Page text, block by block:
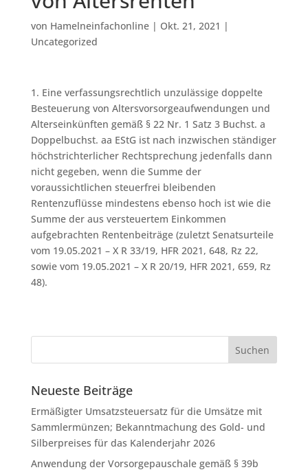
von Hamelneinfachonline| Okt. 21, 2021 |
Uncategorized
1. Eine verfassungsrechtlich unzulässige doppelte
Besteuerung von Altersvorsorgeaufwendungen und
Alterseinkünften gemäß § 22 Nr. 1 Satz 3 Buchst. a
Doppelbuchst. aa EStG ist nach inzwischen ständiger
höchstrichterlicher Rechtsprechung jedenfalls dann
nicht gegeben, wenn die Summe der
voraussichtlichen steuerfrei bleibenden
Rentenzuflüsse mindestens ebenso hoch ist wie die
Summe der aus versteuertem Einkommen
aufgebrachten Rentenbeiträge (zuletzt Senatsurteile
vom 19.05.2021 – X R 33/19, HFR 2021, 648, Rz 22,
sowie vom 19.05.2021 – X R 20/19, HFR 2021, 659, Rz
48).
Neueste Beiträge
Ermäßigter Umsatzsteuersatz für die Umsätze mit
Sammlermünzen; Bekanntmachung des Gold- und
Silberpreises für das Kalenderjahr 2026
Anwendung der Vorsorgepauschale gemäß § 39b